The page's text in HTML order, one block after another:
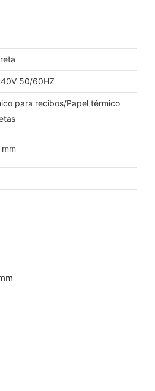
50/60HZ
para recibos/Papel térmico